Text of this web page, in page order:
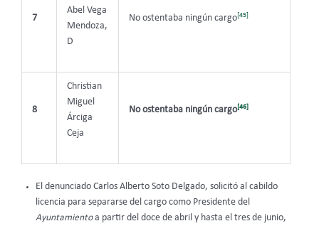
7
Abel Vega
Mendoza,
D
No ostentaba ningún cargo[45]
8
Christian
Miguel
Árciga
Ceja
No ostentaba ningún cargo[46]
El denunciado Carlos Alberto Soto Delgado, solicitó al cabildo
licencia para separarse del cargo como Presidente del
Ayuntamientoa partir del doce de abril y hasta el tres de junio,